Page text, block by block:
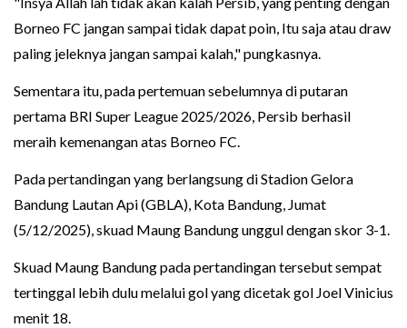
Borneo FC jangan sampai tidak dapat poin, Itu saja atau draw
paling jeleknya jangan sampai kalah," pungkasnya.
Sementara itu, pada pertemuan sebelumnya di putaran
pertama BRI Super League 2025/2026, Persib berhasil
meraih kemenangan atas Borneo FC.
Pada pertandingan yang berlangsung di Stadion Gelora
Bandung Lautan Api (GBLA), Kota Bandung, Jumat
(5/12/2025), skuad Maung Bandung unggul dengan skor 3-1.
Skuad Maung Bandung pada pertandingan tersebut sempat
tertinggal lebih dulu melalui gol yang dicetak gol Joel Vinicius
menit 18.